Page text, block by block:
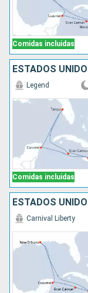
Comidas incluidas
Comidas incluidas
Legend
Carnival Liberty